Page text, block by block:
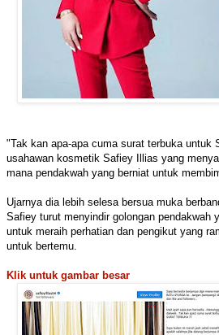
"Tak kan apa-apa cuma surat terbuka
usahawan kosmetik Safiey Illias yang
mana pendakwah yang berniat untuk
Ujarnya dia lebih selesa bersua muka
Safiey turut menyindir golongan
untuk meraih perhatian dan pengikut yang
untuk bertemu.
Klik untuk gambar besar